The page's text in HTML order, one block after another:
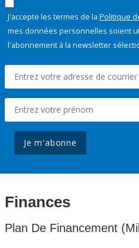
J'accepte les termes de la Politique
mes données personnelles soient
l'abonnement à la newsletter
Je m'abonne
Finances
Plan De Financement